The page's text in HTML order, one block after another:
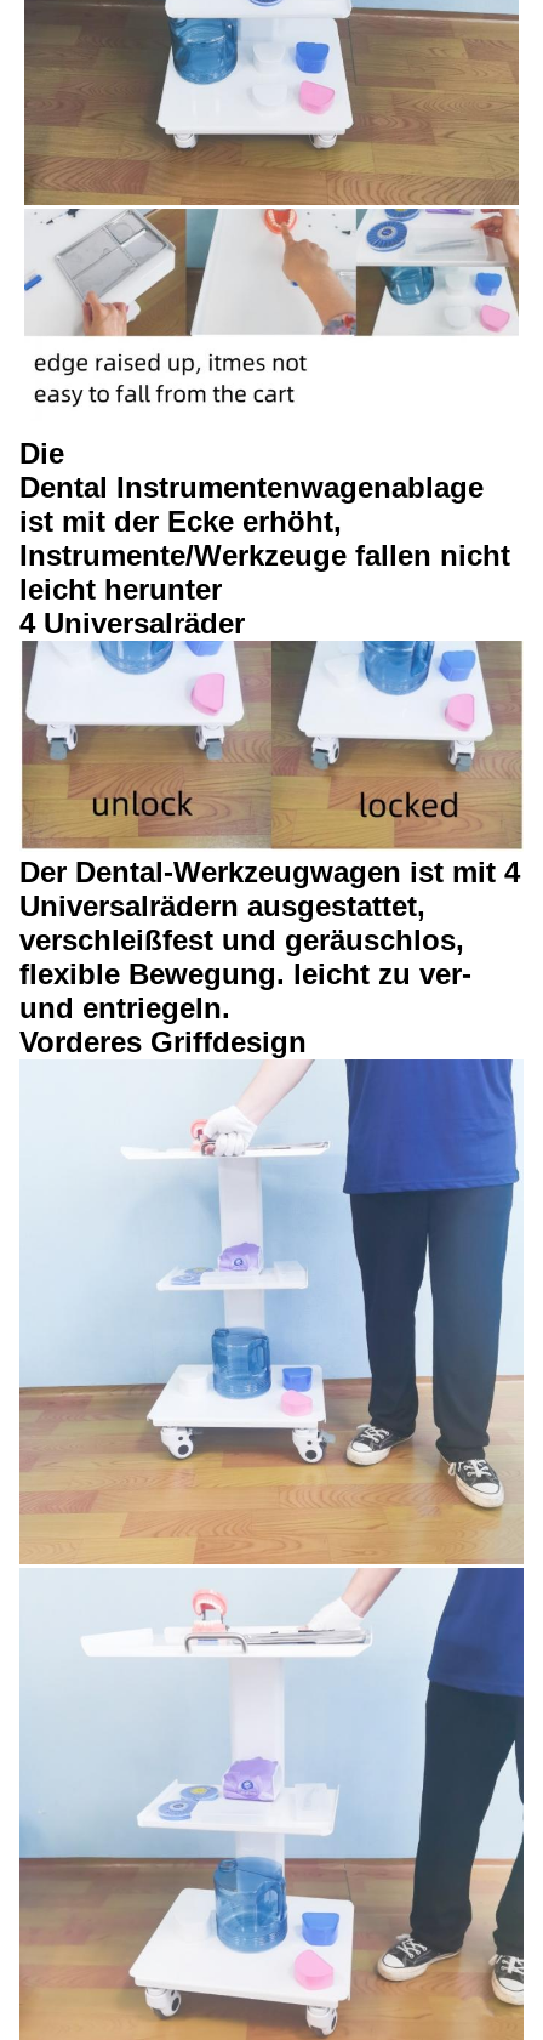
Die
Dental Instrumentenwagenablage
ist mit der Ecke erhöht,
Instrumente/Werkzeuge fallen nicht
leicht herunter
4 Universalräder
Der Dental-Werkzeugwagen ist mit 4
Universalrädern ausgestattet,
verschleißfest und geräuschlos,
flexible Bewegung. leicht zu ver-
und entriegeln.
Vorderes Griffdesign